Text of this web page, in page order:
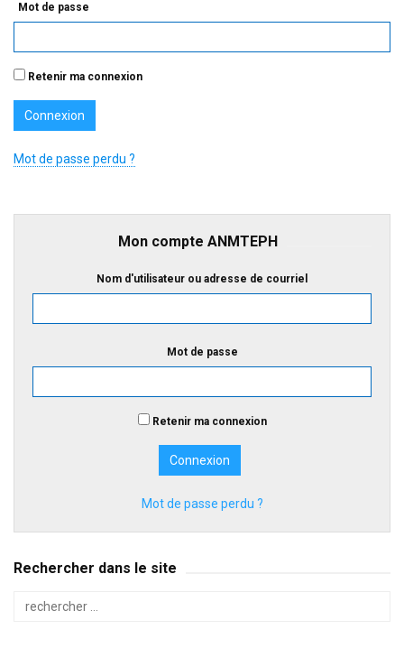
Mot de passe
Retenir ma connexion
Mot de passe perdu ?
Mon compte ANMTEPH
Nom d'utilisateur ou adresse de courriel
Mot de passe
Retenir ma connexion
Mot de passe perdu ?
Rechercher dans le site